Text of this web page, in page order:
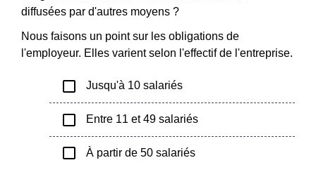
diffusées par d'autres moyens ?
Nous faisons un point sur les obligations de
l'employeur. Elles varient selon l'effectif de l'entreprise.
check_box_outline_blank Jusqu'à 10 salariés
check_box_outline_blank Entre 11 et 49 salariés
check_box_outline_blank À partir de 50 salariés